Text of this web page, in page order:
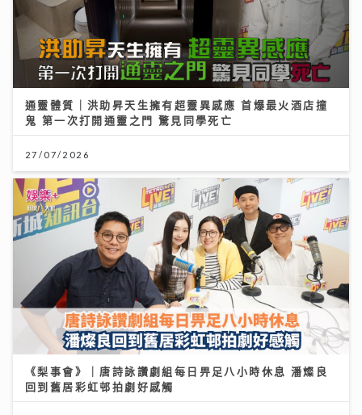
通靈體質｜洪助昇天生擁有超靈異感應 首爆最火酒店撞
鬼 第一次打開通靈之門 驚見同學死亡
27/07/2026
《梨事會》｜唐詩詠讚劇組每日畀足八小時休息 潘燦良
回到舊居彩虹邨拍劇好感觸